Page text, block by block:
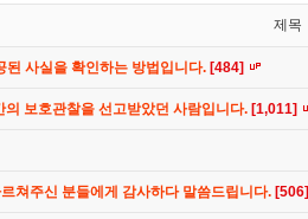
제목
사실을 확인하는 방법입니다. [484]
보호관찰을 선고받았던 사람입니다. [1,011]
쳐주신 분들에게 감사하다 말씀드립니다. [506]